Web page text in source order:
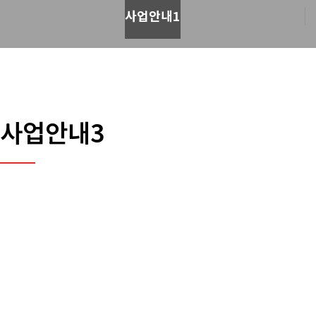
사업안내1
사업안내3